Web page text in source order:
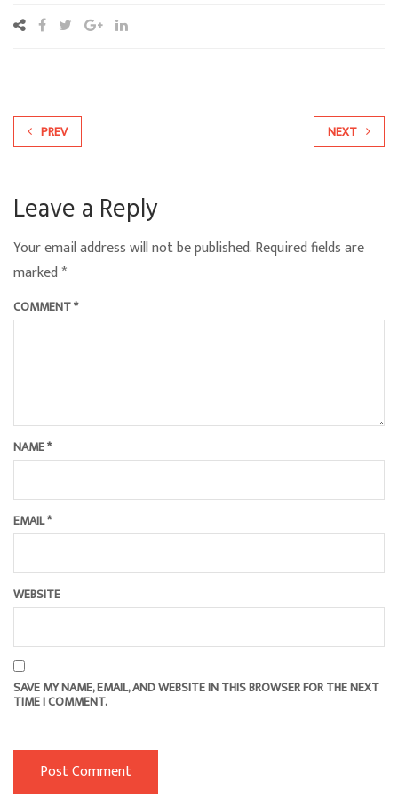
PREV NEXT
Leave a Reply
Your email address will not be published.Required fields are
marked*
COMMENT*
NAME*
EMAIL*
WEBSITE
SAVE MY NAME, EMAIL, AND WEBSITE IN THIS BROWSER FOR THE NEXT
TIME I COMMENT.